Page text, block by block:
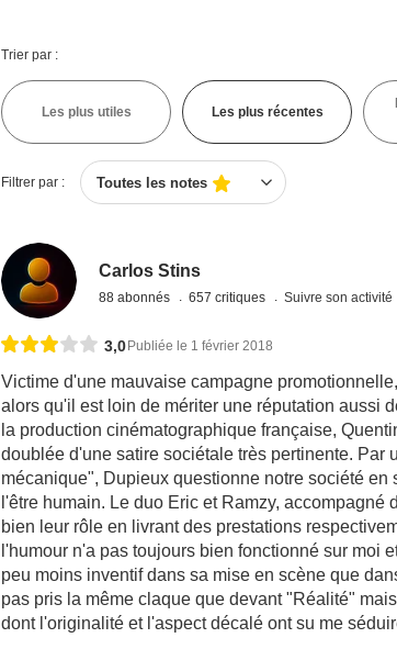
Trier par :
Les plus utiles Les plus récentes
Filtrer par : Toutes les notes
Carlos Stins
88 abonnés 657 critiques Suivre son activité
3,0 Publiée le 1 février 2018
Victime d'une mauvaise campagne
alors qu'il est loin de mériter une réputation aussi
la production cinématographique française,
doublée d'une satire sociétale très pertinente. Par
mécanique", Dupieux questionne notre société
l'être humain. Le duo Eric et Ramzy,
bien leur rôle en livrant des prestations
l'humour n'a pas toujours bien fonctionné sur moi
peu moins inventif dans sa mise en scène que
pas pris la même claque que devant "Réalité"
dont l'originalité et l'aspect décalé ont su me